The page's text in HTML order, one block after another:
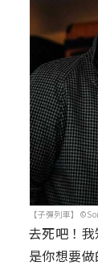
【子彈列車】
去死吧！
是你想要